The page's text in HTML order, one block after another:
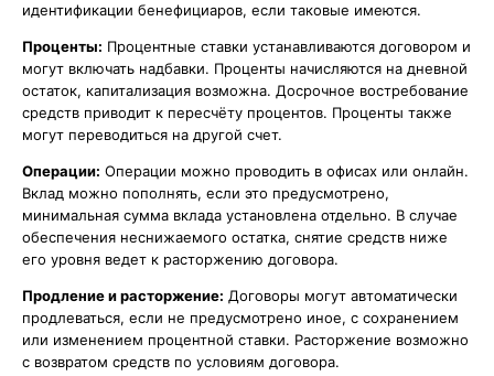
идентификации бенефициаров, если таковые имеются.
Проценты: Процентные ставки устанавливаются договором и
могут включать надбавки. Проценты начисляются на дневной
остаток, капитализация возможна. Досрочное востребование
средств приводит к пересчёту процентов. Проценты также
могут переводиться на другой счет.
Операции: Операции можно проводить в офисах или онлайн.
Вклад можно пополнять, если это предусмотрено,
минимальная сумма вклада установлена отдельно. В случае
обеспечения неснижаемого остатка, снятие средств ниже
его уровня ведет к расторжению договора.
Продление и расторжение: Договоры могут автоматически
продлеваться, если не предусмотрено иное, с сохранением
или изменением процентной ставки. Расторжение возможно
с возвратом средств по условиям договора.